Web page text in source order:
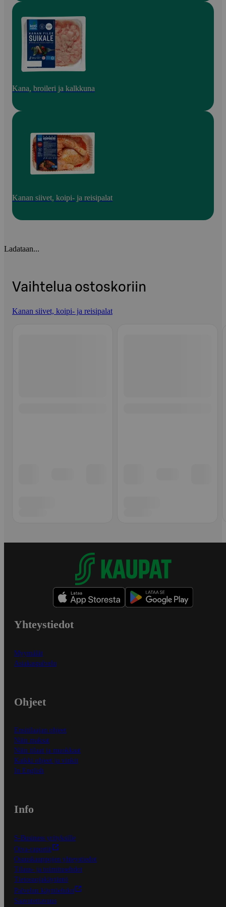
Kana, broileri ja kalkkuna
Kanan siivet, koipi- ja reisipalat
Ladataan...
Vaihtelua ostoskoriin
Kanan siivet, koipi- ja reisipalat
Yhteystiedot
Myymälät
Asiakaspalvelu
Ohjeet
Ensitilaajan ohjeet
Näin maksat
Näin tilaat ja muokkaat
Kaikki ohjeet ja vinkit
In English
Info
S-Business yrityksille
Oiva-raportit
Osuuskauppojen yhteystiedot
Tilaus- ja toimitusehdot
Tietosuojakäytäntö
Palvelun käyttöehdot
Saavutettavuus